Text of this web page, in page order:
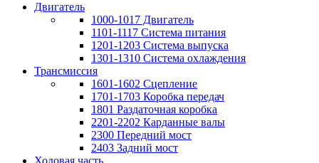
Двигатель
1000-1017 Двигатель
1101-1117 Система питания
1201-1203 Система выпуска
1301-1310 Система охлаждения
Трансмиссия
1601-1602 Сцепление
1701-1703 Коробка передач
1801 Раздаточная коробка
2201-2202 Карданные валы
2300 Передний мост
2403 Задний мост
Ходовая часть